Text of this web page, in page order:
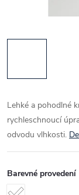
Lehké a pohodlné
rychleschnoucí
odvodu vlhkosti.
Barevné provedení